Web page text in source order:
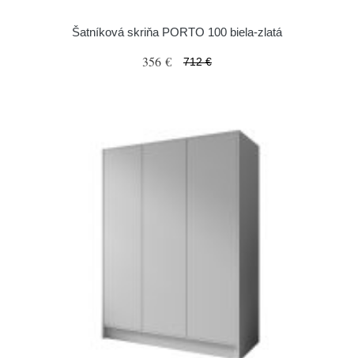
Šatníková skriňa PORTO 100 biela-zlatá
356 € 712 €